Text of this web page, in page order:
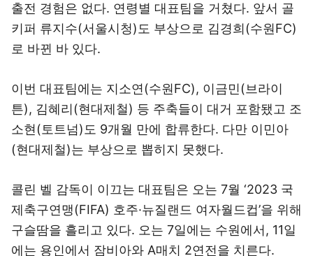
출전 경험은 없다. 연령별 대표팀을 거쳤다. 앞서 골
키퍼 류지수(서울시청)도 부상으로 김경희(수원FC)
로 바뀐 바 있다.
이번 대표팀에는 지소연(수원FC), 이금민(브라이
튼), 김혜리(현대제철) 등 주축들이 대거 포함됐고 조
소현(토트넘)도 9개월 만에 합류한다. 다만 이민아
(현대제철)는 부상으로 뽑히지 못했다.
콜린 벨 감독이 이끄는 대표팀은 오는 7월 ‘2023 국
제축구연맹(FIFA) 호주·뉴질랜드 여자월드컵’을 위해
구슬땀을 흘리고 있다. 오는 7일에는 수원에서, 11일
에는 용인에서 잠비아와 A매치 2연전을 치른다.